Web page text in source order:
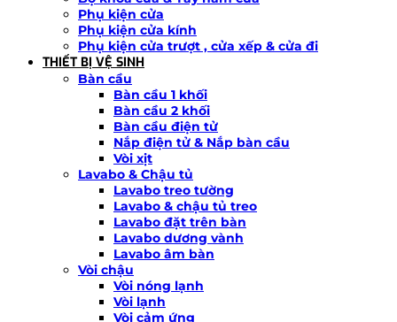
Phụ kiện cửa
Phụ kiện cửa kính
Phụ kiện cửa trượt , cửa xếp & cửa đi
THIẾT BỊ VỆ SINH
Bàn cầu
Bàn cầu 1 khối
Bàn cầu 2 khối
Bàn cầu điện tử
Nắp điện tử & Nắp bàn cầu
Vòi xịt
Lavabo & Chậu tủ
Lavabo treo tường
Lavabo & chậu tủ treo
Lavabo đặt trên bàn
Lavabo dương vành
Lavabo âm bàn
Vòi chậu
Vòi nóng lạnh
Vòi lạnh
Vòi cảm ứng